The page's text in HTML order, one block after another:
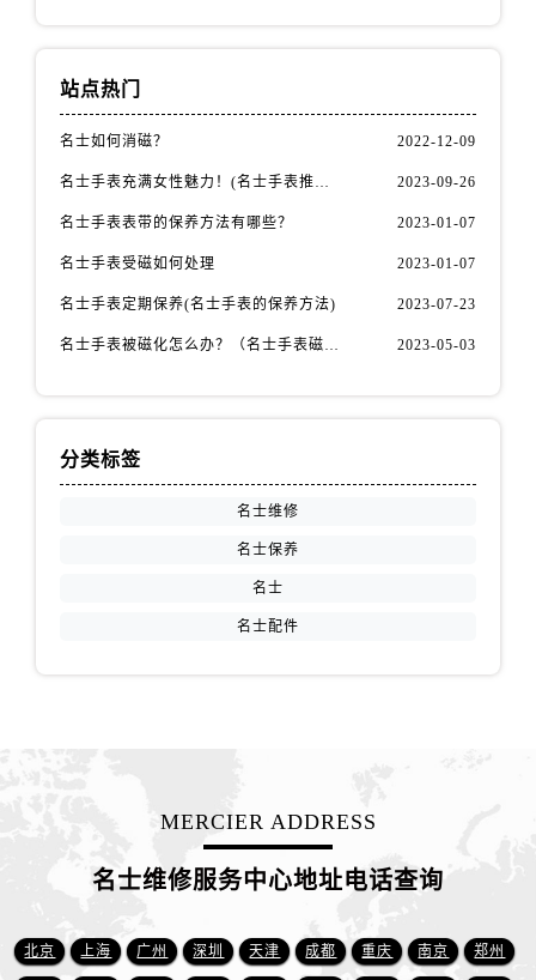
安徽省蚌埠市蚌山区淮河路名士售后服务中心（需提前预约）
安徽省铜陵市铜官区石城大道名士售后服务中心（需提前预约）
江苏省扬州市邗江区国展路29号星耀天地写字楼1号楼18层1803室名士售后服务中心（需提前预约）
站点热门
名士如何消磁？ 2022-12-09
名士手表充满女性魅力！(名士手表推荐！) 2023-09-26
名士手表表带的保养方法有哪些？ 2023-01-07
名士手表受磁如何处理 2023-01-07
名士手表定期保养(名士手表的保养方法) 2023-07-23
名士手表被磁化怎么办？（名士手表磁化处理方法） 2023-05-03
分类标签
名士维修
名士保养
名士
名士配件
MERCIER ADDRESS
名士维修服务中心地址电话查询
北京 上海 广州 深圳 天津 成都 重庆 南京 郑州